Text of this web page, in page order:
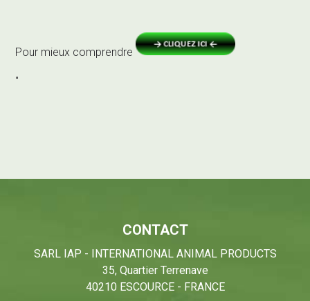
Pour mieux comprendre
"
CONTACT
SARL IAP - INTERNATIONAL ANIMAL PRODUCTS
35, Quartier Terrenave
40210 ESCOURCE - FRANCE